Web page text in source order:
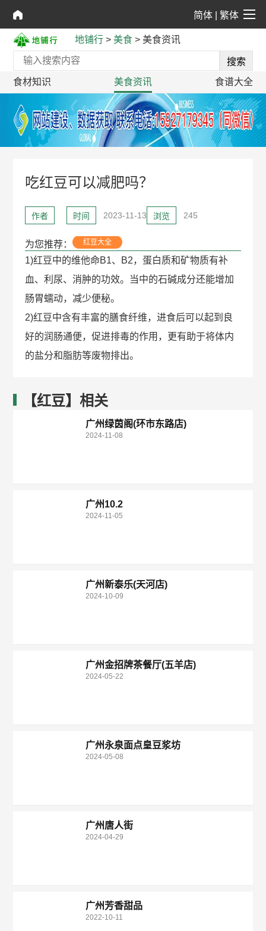
简体| 繁体
地铺行 > 美食 > 美食资讯
食材知识 美食资讯 食谱大全
吃红豆可以减肥吗？
作者 时间 2023-11-13 浏览 245
为您推荐： 红豆大全
1)红豆中的维他命B1、B2，蛋白质和矿物质有补
血、利尿、消肿的功效。当中的石碱成分还能增加
肠胃蠕动，减少便秘。
2)红豆中含有丰富的膳食纤维，进食后可以起到良
好的润肠通便，促进排毒的作用，更有助于将体内
的盐分和脂肪等废物排出。
【红豆】相关
广州绿茵阁(环市东路店)
2024-11-08
广州10.2
2024-11-05
广州新泰乐(天河店)
2024-10-09
广州金招牌茶餐厅(五羊店)
2024-05-22
广州永泉面点皇豆浆坊
2024-05-08
广州唐人街
2024-04-29
广州芳香甜品
2022-10-11